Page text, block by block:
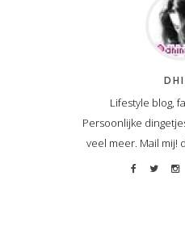
Lifestyle blog,
Persoonlijke
veel meer. Mail mij!